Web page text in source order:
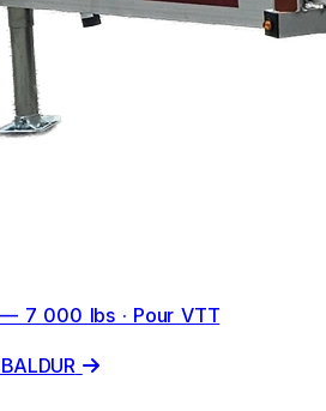
7 000 lbs · Pour VTT